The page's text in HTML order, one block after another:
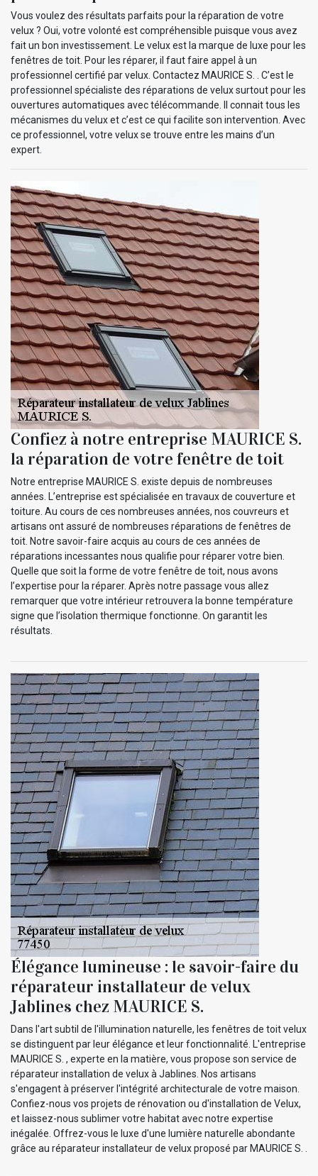
Vous voulez des résultats parfaits pour la réparation de votre
velux ? Oui, votre volonté est compréhensible puisque vous avez
fait un bon investissement. Le velux est la marque de luxe pour les
fenêtres de toit. Pour les réparer, il faut faire appel à un
professionnel certifié par velux. Contactez MAURICE S. . C’est le
professionnel spécialiste des réparations de velux surtout pour les
ouvertures automatiques avec télécommande. Il connait tous les
mécanismes du velux et c’est ce qui facilite son intervention. Avec
ce professionnel, votre velux se trouve entre les mains d’un
expert.
Confiez à notre entreprise MAURICE S.
la réparation de votre fenêtre de toit
Notre entreprise MAURICE S. existe depuis de nombreuses
années. L’entreprise est spécialisée en travaux de couverture et
toiture. Au cours de ces nombreuses années, nos couvreurs et
artisans ont assuré de nombreuses réparations de fenêtres de
toit. Notre savoir-faire acquis au cours de ces années de
réparations incessantes nous qualifie pour réparer votre bien.
Quelle que soit la forme de votre fenêtre de toit, nous avons
l’expertise pour la réparer. Après notre passage vous allez
remarquer que votre intérieur retrouvera la bonne température
signe que l’isolation thermique fonctionne. On garantit les
résultats.
Élégance lumineuse : le savoir-faire du
réparateur installateur de velux
Jablines chez MAURICE S.
Dans l'art subtil de l'illumination naturelle, les fenêtres de toit velux
se distinguent par leur élégance et leur fonctionnalité. L'entreprise
MAURICE S. , experte en la matière, vous propose son service de
réparateur installation de velux à Jablines. Nos artisans
s'engagent à préserver l'intégrité architecturale de votre maison.
Confiez-nous vos projets de rénovation ou d'installation de Velux,
et laissez-nous sublimer votre habitat avec notre expertise
inégalée. Offrez-vous le luxe d'une lumière naturelle abondante
grâce au réparateur installateur de velux proposé par MAURICE S. .